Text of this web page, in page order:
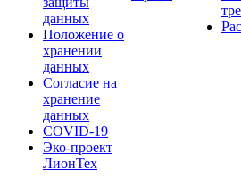
данных
Положение о
хранении
данных
Согласие на
хранение
данных
COVID-19
Эко-проект
ЛионТех